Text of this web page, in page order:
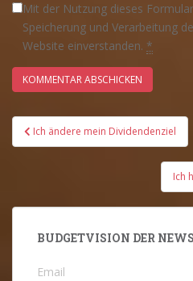
Mit der Nutzung dieses
Speicherung und Verarbeitung
Website einverstanden. *
Beitrags-
Navigation
Ich ändere mein Dividendenziel
Ich
BUDGETVISION DER
Email